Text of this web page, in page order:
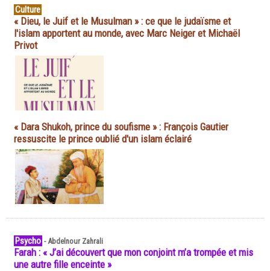
Culture
« Dieu, le Juif et le Musulman » : ce que le judaïsme et
l'islam apportent au monde, avec Marc Neiger et Michaël
Privot
« Dara Shukoh, prince du soufisme » : François Gautier
ressuscite le prince oublié d'un islam éclairé
Psycho -Abdelnour Zahrali
Farah : « J’ai découvert que mon conjoint m’a trompée et mis
une autre fille enceinte »